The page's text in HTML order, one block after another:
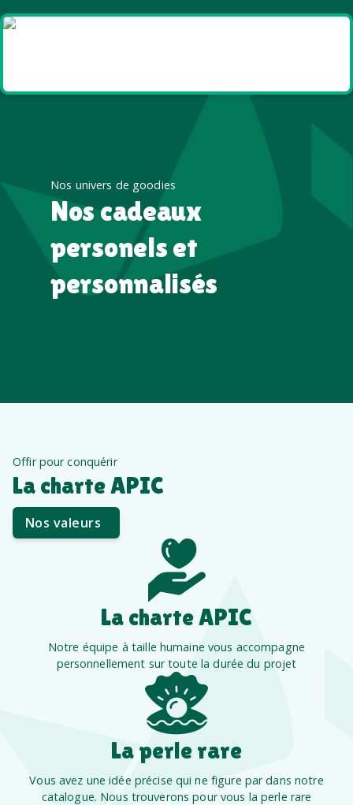
Nos univers de goodies
Nos cadeaux
personels et
personnalisés
Offir pour conquérir
La charte APIC
Nos valeurs
La charte APIC
Notre équipe à taille humaine vous accompagne
personnellement sur toute la durée du projet
La perle rare
Vous avez une idée précise qui ne figure par dans notre
catalogue. Nous trouverons pour vous la perle rare